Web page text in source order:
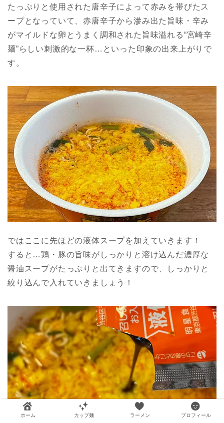
たっぷりと使用された唐辛子によって赤みを帯びたス
ープとなっていて、赤唐辛子から滲み出た旨味・辛み
がマイルドな卵とうまく調和された旨味溢れる“宮崎辛
麺”らしい刺激的な一杯…といった印象の出来上がりで
す。
ではここに先ほどの液体スープを加えていきます！
すると…鶏・豚の旨味がしっかりと溶け込んだ濃厚な
醤油スープがたっぷりと出てきますので、しっかりと
絞り込んで入れていきましょう！
ホーム カップ麺 ラーメン プロフィール